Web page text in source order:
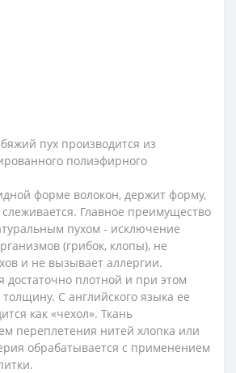
пух производится из
полиэфирного
форме волокон, держит форму,
Главное преимущество
пухом - исключение
(грибок, клопы), не
и не вызывает аллергии.
достаточно плотной и при этом
С английского языка ее
как «чехол». Ткань
переплетения нитей хлопка или
обрабатывается с применением